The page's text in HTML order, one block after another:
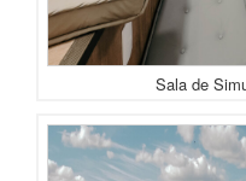
Sala de